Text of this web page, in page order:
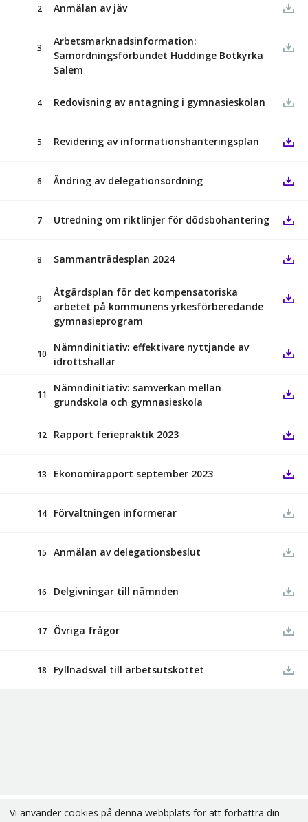
2 Anmälan av jäv
3
Arbetsmarknadsinformation:
Samordningsförbundet Huddinge Botkyrka
Salem
4 Redovisning av antagning i gymnasieskolan
5 Revidering av informationshanteringsplan
6 Ändring av delegationsordning
7 Utredning om riktlinjer för dödsbohantering
8 Sammanträdesplan 2024
9
Åtgärdsplan för det kompensatoriska
arbetet på kommunens yrkesförberedande
gymnasieprogram
10
Nämndinitiativ: effektivare nyttjande av
idrottshallar
11
Nämndinitiativ: samverkan mellan
grundskola och gymnasieskola
12 Rapport feriepraktik 2023
13 Ekonomirapport september 2023
14 Förvaltningen informerar
15 Anmälan av delegationsbeslut
16 Delgivningar till nämnden
17 Övriga frågor
18 Fyllnadsval till arbetsutskottet
Copyright В© 2026
Vi använder cookies på denna webbplats för att förbättra din